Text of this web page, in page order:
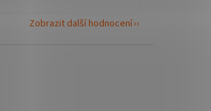
Zobrazit další hodnocení